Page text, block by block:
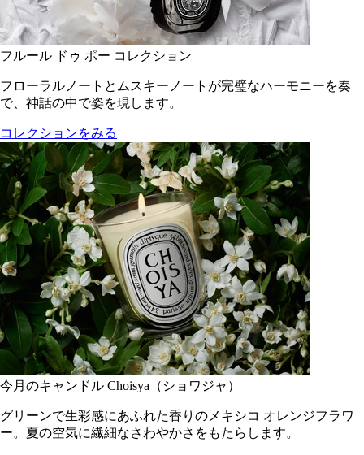
フルール ドゥ ポー コレクション
フローラルノートとムスキーノートが完璧なハーモニーを奏
で、神話の中で姿を現します。
コレクションをみる
今月のキャンドル Choisya（ショワジャ）
グリーンで生彩感にあふれた香りのメキシコ オレンジフラワ
ー。夏の空気に繊細なさわやかさをもたらします。